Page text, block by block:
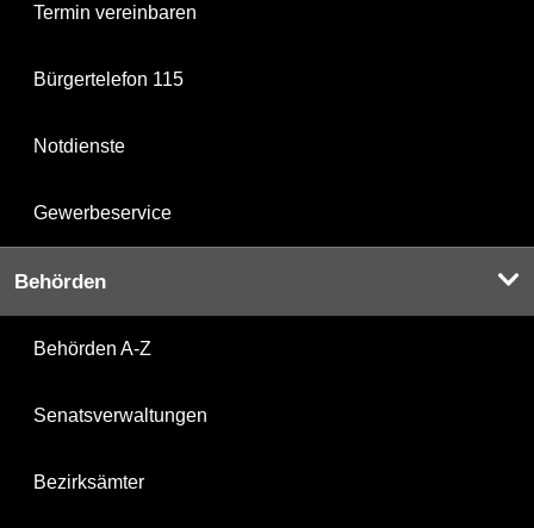
Termin vereinbaren
Bürgertelefon 115
Notdienste
Gewerbeservice
Behörden
Behörden A-Z
Senatsverwaltungen
Bezirksämter